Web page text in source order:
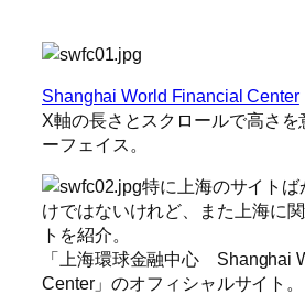
Shanghai World Financial Center
X軸の長さとスクロールで高さを
ーフェイス。
特に上海のサイト
けではないけれど、また上海に
トを紹介。
「上海環球金融中心 Shanghai
Center」のオフィシャルサイト。